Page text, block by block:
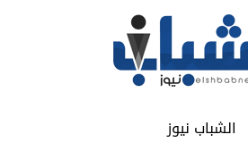
الشباب نيوز